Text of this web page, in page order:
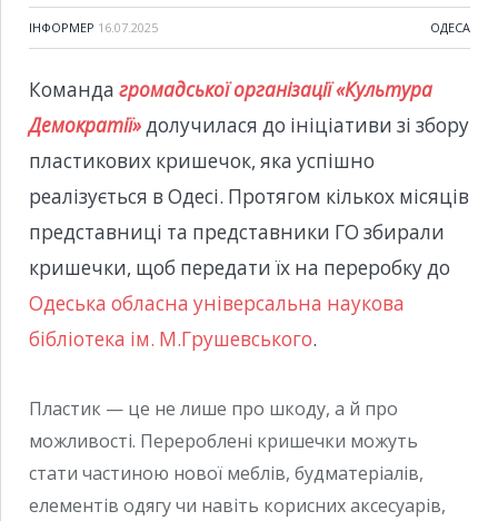
ІНФОРМЕР 16.07.2025 ОДЕСА
Команда громадської організації «Культура
Демократії»долучилася до ініціативи зі збору
пластикових кришечок, яка успішно
реалізується в Одесі. Протягом кількох місяців
представниці та представники ГО збирали
кришечки, щоб передати їх на переробку до
Одеська обласна універсальна наукова
бібліотека ім. М.Грушевського.
Пластик — це не лише про шкоду, а й про
можливості. Перероблені кришечки можуть
стати частиною нової меблів, будматеріалів,
елементів одягу чи навіть корисних аксесуарів,